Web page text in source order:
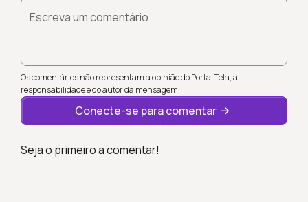
Escreva um comentário
Os comentários não representam a opinião do Portal Tela; a
responsabilidade é do autor da mensagem.
Conecte-se para comentar
Seja o primeiro a comentar!